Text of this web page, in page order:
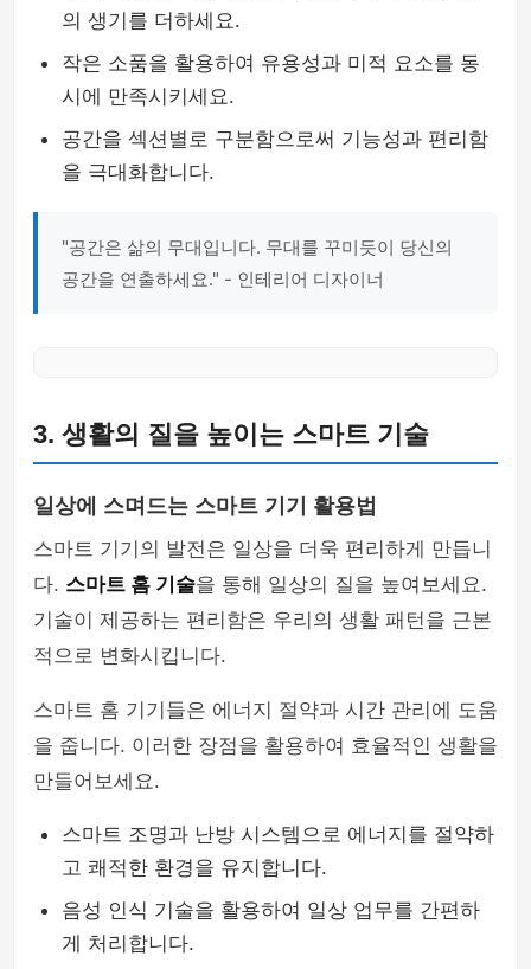
의 생기를 더하세요.
작은 소품을 활용하여 유용성과 미적 요소를 동
시에 만족시키세요.
공간을 섹션별로 구분함으로써 기능성과 편리함
을 극대화합니다.
"공간은 삶의 무대입니다. 무대를 꾸미듯이 당신의
공간을 연출하세요." - 인테리어 디자이너
3. 생활의 질을 높이는 스마트 기술
일상에 스며드는 스마트 기기 활용법
스마트 기기의 발전은 일상을 더욱 편리하게 만듭니
다. 스마트 홈 기술을 통해 일상의 질을 높여보세요.
기술이 제공하는 편리함은 우리의 생활 패턴을 근본
적으로 변화시킵니다.
스마트 홈 기기들은 에너지 절약과 시간 관리에 도움
을 줍니다. 이러한 장점을 활용하여 효율적인 생활을
만들어보세요.
스마트 조명과 난방 시스템으로 에너지를 절약하
고 쾌적한 환경을 유지합니다.
음성 인식 기술을 활용하여 일상 업무를 간편하
게 처리합니다.